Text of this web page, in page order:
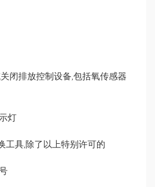
闭排放控制设备,包括氧传感器
灯
具,除了以上特别许可的